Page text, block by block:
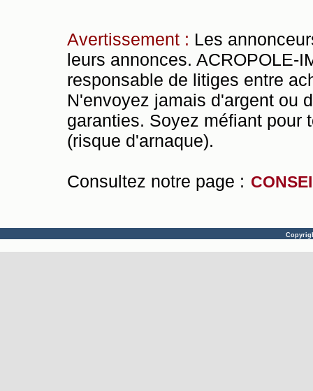
Avertissement : Les
leurs annonces. ACROPOLE-
responsable de litiges entre
N'envoyez jamais d'argent ou
garanties. Soyez méfiant pour
(risque d'arnaque).
Consultez notre page :